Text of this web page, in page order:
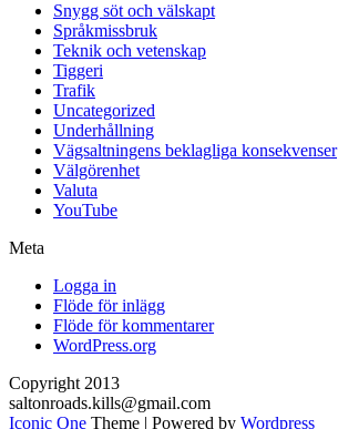
Snygg söt och välskapt
Språkmissbruk
Teknik och vetenskap
Tiggeri
Trafik
Uncategorized
Underhållning
Vägsaltningens beklagliga konsekvenser
Välgörenhet
Valuta
YouTube
Meta
Logga in
Flöde för inlägg
Flöde för kommentarer
WordPress.org
Copyright 2013
saltonroads.kills@gmail.com
Iconic One Theme | Powered by Wordpress